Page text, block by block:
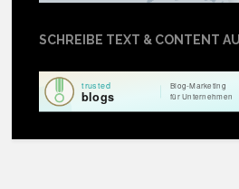
SCHREIBE TEXT & CONTENT